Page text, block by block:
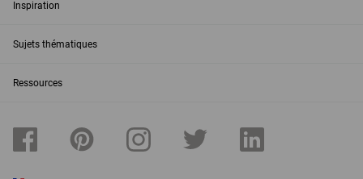
Inspiration
Sujets thématiques
Ressources